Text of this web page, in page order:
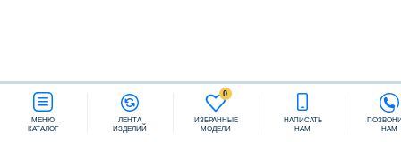
Заказать звонок
МЕНЮ
КАТАЛОГ
ЛЕНТА
ИЗДЕЛИЙ
0
ИЗБРАННЫЕ
МОДЕЛИ
НАПИСАТЬ
НАМ
НАМ